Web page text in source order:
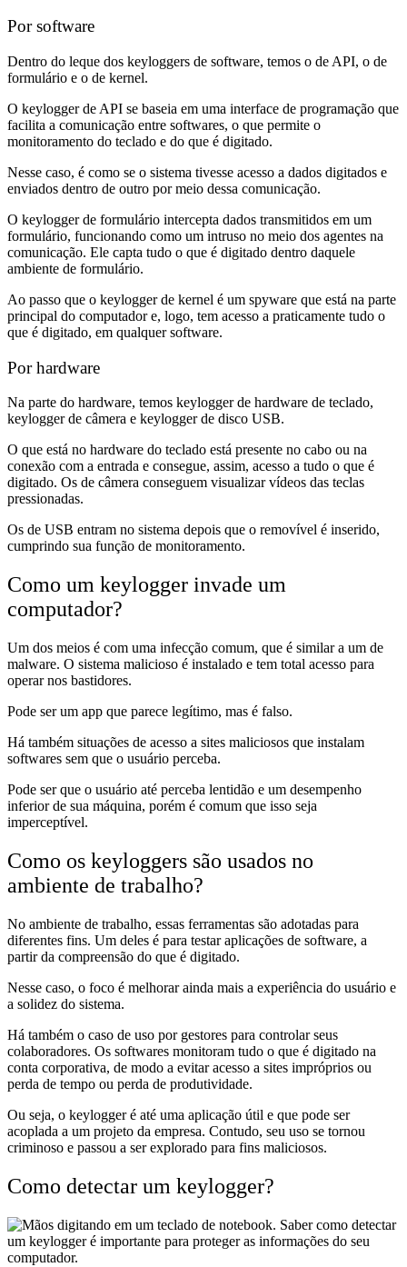
Por software
Dentro do leque dos keyloggers de software, temos o de API, o de
formulário e o de kernel.
O keylogger de API se baseia em uma interface de programação que
facilita a comunicação entre softwares, o que permite o
monitoramento do teclado e do que é digitado.
Nesse caso, é como se o sistema tivesse acesso a dados digitados e
enviados dentro de outro por meio dessa comunicação.
O keylogger de formulário intercepta dados transmitidos em um
formulário, funcionando como um intruso no meio dos agentes na
comunicação. Ele capta tudo o que é digitado dentro daquele
ambiente de formulário.
Ao passo que o keylogger de kernel é um spyware que está na parte
principal do computador e, logo, tem acesso a praticamente tudo o
que é digitado, em qualquer software.
Por hardware
Na parte do hardware, temos keylogger de hardware de teclado,
keylogger de câmera e keylogger de disco USB.
O que está no hardware do teclado está presente no cabo ou na
conexão com a entrada e consegue, assim, acesso a tudo o que é
digitado. Os de câmera conseguem visualizar vídeos das teclas
pressionadas.
Os de USB entram no sistema depois que o removível é inserido,
cumprindo sua função de monitoramento.
Como um keylogger invade um
computador?
Um dos meios é com uma infecção comum, que é similar a um de
malware. O sistema malicioso é instalado e tem total acesso para
operar nos bastidores.
Pode ser um app que parece legítimo, mas é falso.
Há também situações de acesso a sites maliciosos que instalam
softwares sem que o usuário perceba.
Pode ser que o usuário até perceba lentidão e um desempenho
inferior de sua máquina, porém é comum que isso seja
imperceptível.
Como os keyloggers são usados no
ambiente de trabalho?
No ambiente de trabalho, essas ferramentas são adotadas para
diferentes fins. Um deles é para testar aplicações de software, a
partir da compreensão do que é digitado.
Nesse caso, o foco é melhorar ainda mais a experiência do usuário e
a solidez do sistema.
Há também o caso de uso por gestores para controlar seus
colaboradores. Os softwares monitoram tudo o que é digitado na
conta corporativa, de modo a evitar acesso a sites impróprios ou
perda de tempo ou perda de produtividade.
Ou seja, o keylogger é até uma aplicação útil e que pode ser
acoplada a um projeto da empresa. Contudo, seu uso se tornou
criminoso e passou a ser explorado para fins maliciosos.
Como detectar um keylogger?